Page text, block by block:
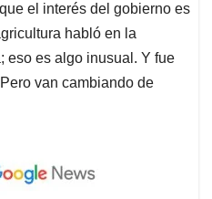
el interés del gobierno es
habló en la
eso es algo inusual. Y fue
van cambiando de